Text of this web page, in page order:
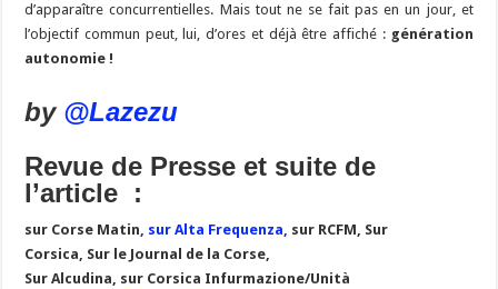
d’apparaître concurrentielles. Mais tout ne se fait pas en un jour, et
l’objectif commun peut, lui, d’ores et déjà être affiché : génération
autonomie !
by @Lazezu
Revue de Presse et suite de
l’article :
sur Corse Matin, sur Alta Frequenza, sur RCFM, Sur
Corsica, Sur le Journal de la Corse,
Sur Alcudina, sur Corsica Infurmazione/Unità